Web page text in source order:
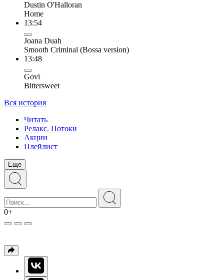
Dustin O'Halloran
Home
13:54
Joana Duah
Smooth Criminal (Bossa version)
13:48
Govi
Bittersweet
Вся история
Читать
Релакс. Потоки
Акции
Плейлист
Еще
0+